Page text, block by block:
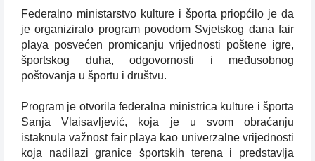
Federalno ministarstvo kulture i športa priopćilo je da
je organiziralo program povodom Svjetskog dana fair
playa posvećen promicanju vrijednosti poštene igre,
športskog duha, odgovornosti i međusobnog
poštovanja u športu i društvu.
Program je otvorila federalna ministrica kulture i športa
Sanja Vlaisavljević, koja je u svom obraćanju
istaknula važnost fair playa kao univerzalne vrijednosti
koja nadilazi granice športskih terena i predstavlja